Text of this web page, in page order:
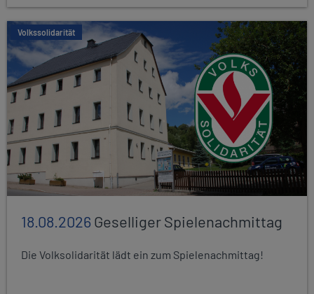
Volkssolidarität
18.08.2026Geselliger Spielenachmittag
Die Volksolidarität lädt ein zum Spielenachmittag!